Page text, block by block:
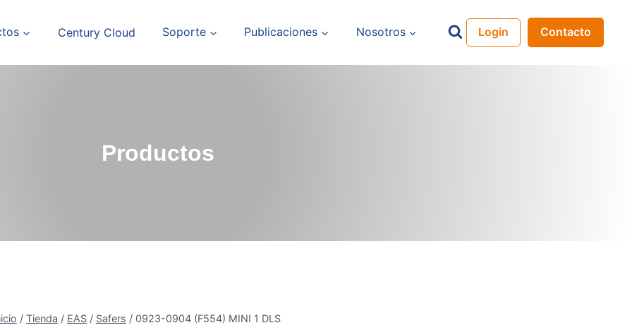
Century Cloud Soporte Publicaciones Nosotros Login Contacto
Productos
/ Tienda / EAS / Safers / 0923-0904 (F554) MINI 1 DLS